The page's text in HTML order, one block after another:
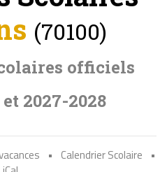
(70100)
officiels
2027-2028
• Calendrier Scolaire
•